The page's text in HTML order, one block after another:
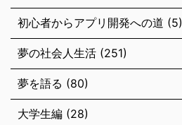
初心者からアプリ開発への道 (5)
夢の社会人生活 (251)
夢を語る (80)
大学生編 (28)